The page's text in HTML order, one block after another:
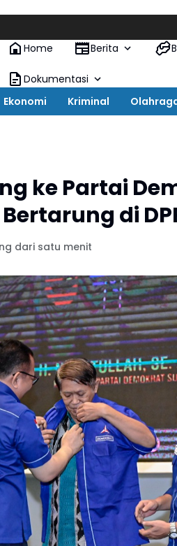
Home
Berita
Dokumentasi
Ekonomi Kriminal
ke Partai
di
dari satu menit